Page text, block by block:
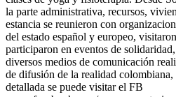
la parte administrativa, recursos,
estancia se reunieron con
del estado español y europeo,
participaron en eventos de
diversos medios de comunicación
de difusión de la realidad
detallada se puede visitar el FB